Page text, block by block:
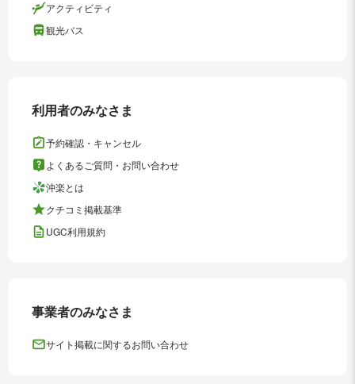
アクティビティ
観光バス
利用者のみなさま
予約確認・キャンセル
よくあるご質問・お問い合わせ
沖楽とは
クチコミ掲載基準
UGC利用規約
事業者のみなさま
サイト掲載に関するお問い合わせ